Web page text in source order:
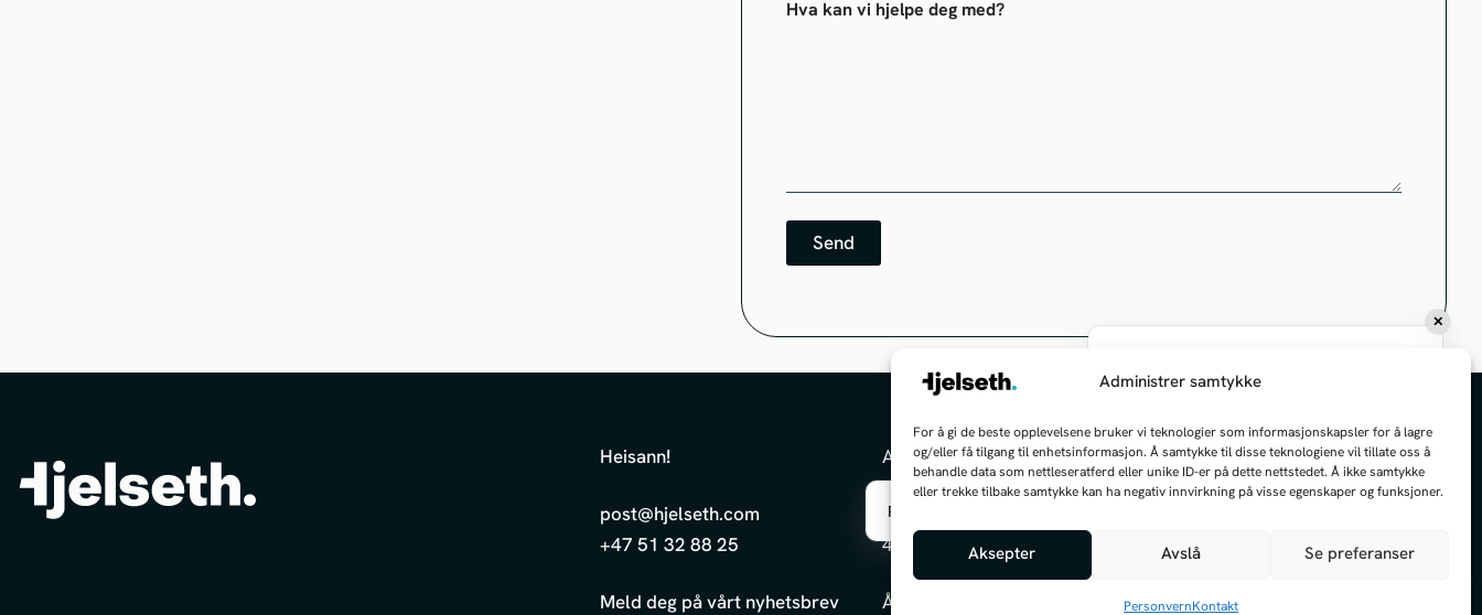
Administrer samtykke
For å gi de beste opplevelsene bruker vi teknologier som informasjonskapsler for å lagre
og/eller få tilgang til enhetsinformasjon. Å samtykke til disse teknologiene vil tillate oss å
behandle data som nettleseratferd eller unike ID-er på dette nettstedet. Å ikke samtykke
eller trekke tilbake samtykke kan ha negativ innvirkning på visse egenskaper og funksjoner.
Aksepter Avslå Se preferanser
Personvern Kontakt
Hva kan vi hjelpe deg med?
Send
Heisann!
post@hjelseth.com
+47 51 32 88 25
Meld deg på vårt nyhetsbrev
Adresse:
Koppholen 6
4313 Sandnes
Åpningstider:
Om Hjelseth AS
✕
Hva kan jeg hjelpe deg med i dag?
PS: Jeg er fremdeles under opplæring, så jeg kan gjøre litt feil innimellom